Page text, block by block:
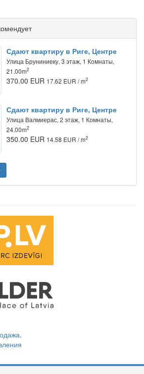
Сдают квартиру в Риге, Центре
Улица Бруниниеку, 3 этаж, 1 Комнаты,
21.00m2
370.00 EUR 17.62 EUR / m2
Сдают квартиру в Риге, Центре
Улица Валмиерас, 2 этаж, 1 Комнаты,
24.00m2
350.00 EUR 14.58 EUR / m2